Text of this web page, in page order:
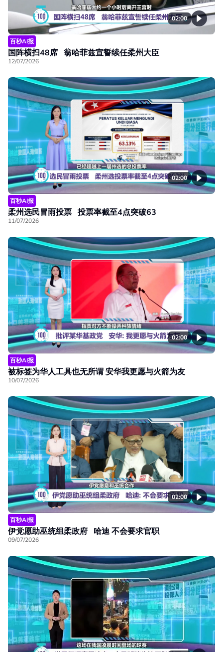
02:00
百秒AI报
国阵横扫48席 翁哈菲兹宣誓续任柔州大臣
12/07/2026
02:00
百秒AI报
柔州选民冒雨投票 投票率截至4点突破63
11/07/2026
02:00
百秒AI报
被标签为华人工具也无所谓 安华我更愿与火箭为友
10/07/2026
02:00
百秒AI报
伊党愿助巫统组柔政府 哈迪 不会要求官职
09/07/2026